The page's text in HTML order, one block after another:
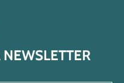
Facebook
compte Pinterest
à notre compte Twitter/X